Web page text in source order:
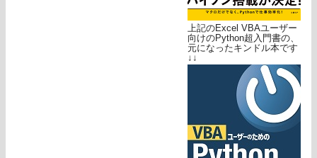
上記のExcel VBAユーザー
向けのPython超入門書の、
元になったキンドル本です
↓↓